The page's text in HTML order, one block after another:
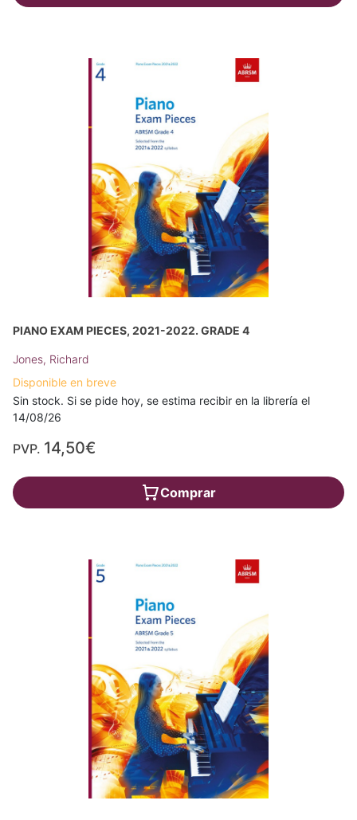
PIANO EXAM PIECES, 2021-2022. GRADE 4
Jones, Richard
Disponible en breve
Sin stock. Si se pide hoy, se estima recibir en la librería el
14/08/26
PVP. 14,50€
Comprar